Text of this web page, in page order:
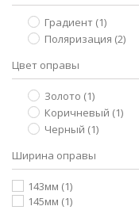
Градиент (1)
Поляризация (2)
Цвет оправы
Золото (1)
Коричневый (1)
Черный (1)
Ширина оправы
143мм (1)
145мм (1)